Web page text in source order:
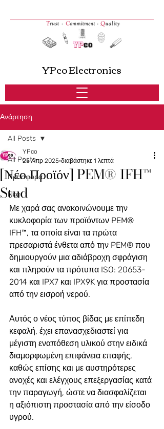
YPco Electronics
Ανάρτηση
All Posts
Προσφορά
Νέα
All Posts
[Νέο Προϊόν] PEM® IFH™
Stud
YPco
25 Απρ 2025 διαβάστηκε 1 λεπτά
Με χαρά σας ανακοινώνουμε την
κυκλοφορία των προϊόντων PEM®
IFH™, τα οποία είναι τα πρώτα
πρεσαριστά ένθετα από την PEM® που
δημιουργούν μια αδιάβροχη σφράγιση
και πληρούν τα πρότυπα ISO: 20653-
2014 και IPX7 και IPX9K για προστασία
από την εισροή νερού.
Αυτός ο νέος τύπος βίδας με επίπεδη
κεφαλή, έχει επανασχεδιαστεί για
μέγιστη εναπόθεση υλικού στην ειδικά
διαμορφωμένη επιφάνεια επαφής,
καθώς επίσης και με αυστηρότερες
ανοχές και ελέγχους επεξεργασίας κατά
την παραγωγή, ώστε να διασφαλίζεται
η αξιόπιστη προστασία από την είσοδο
υγρού.